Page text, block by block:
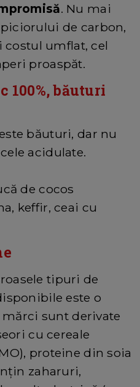
. Nu mai
de carbon,
costul umflat, cel
proaspăt.
100%, băuturi
băuturi, dar nu
acidulate.
de cocos
keffir, ceai cu
tipuri de
este o
sunt derivate
cu cereale
proteine ​​din soia
zaharuri,